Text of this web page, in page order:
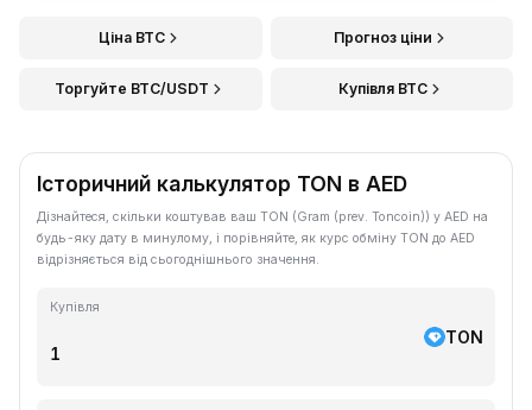
Ціна BTC Прогноз ціни
Торгуйте BTC/USDT Купівля BTC
Історичний калькулятор TON в AED
Дізнайтеся, скільки коштував ваш TON (Gram (prev. Toncoin)) у AED на
будь-яку дату в минулому, і порівняйте, як курс обміну TON до AED
відрізняється від сьогоднішнього значення.
Купівля
TON